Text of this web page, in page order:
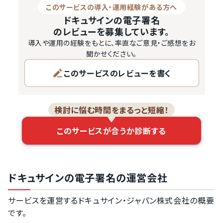
そのため、文書の作成や文書保管・管理を中心に、強力な
外部連携機能を持つのが特徴。クラウドサインに近い性格
を持った電子契約…
このサービスの導入・運用経験がある方へ
ドキュサインの電子署名
のレビューを募集しています。
導入や運用の経験をもとに、率直なご意見・ご感想をお
聞かせください。
このサービスのレビューを書く
検討に悩む時間をまるっと短縮！
このサービスが合うか診断する
ドキュサインの電子署名の運営会社
サービスを運営するドキュサイン・ジャパン株式会社の概要
です。